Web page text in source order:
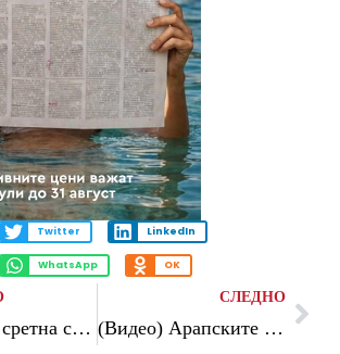
Twitter LinkedIn
WhatsApp OK
Макрон се сретна со Маѓар: Почна нова ера за Унгарија и за нашата Европа
СЛЕДНО
(Видео) Арапските земји бесни на Иран